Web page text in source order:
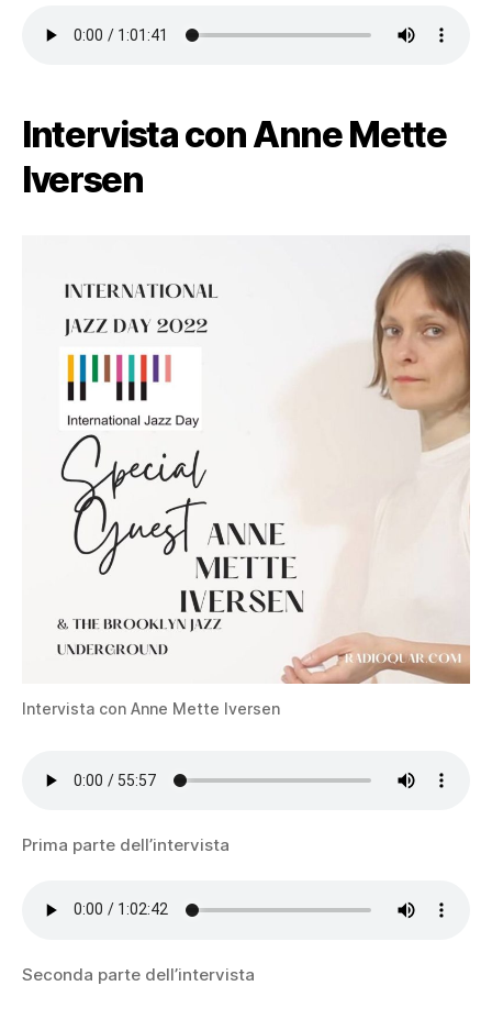
Intervista con Anne Mette
Iversen
Intervista con Anne Mette Iversen
Prima parte dell’intervista
Seconda parte dell’intervista